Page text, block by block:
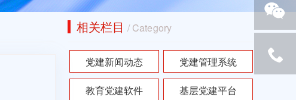
相关栏目 / Category
党建新闻动态 党建管理系统
教育党建软件 基层党建平台